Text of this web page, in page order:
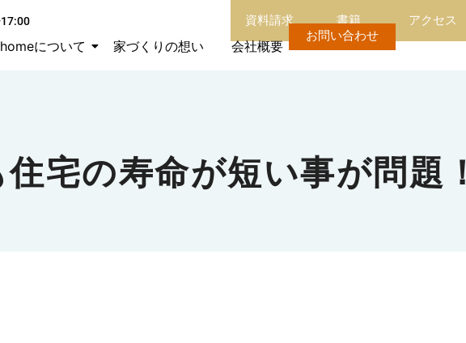
資料請求 書籍 アクセス
について 家づくりの想い 会社概要
お問い合わせ
宅の寿命が短い事が問題！